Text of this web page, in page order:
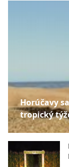
Horúčavy
tropický